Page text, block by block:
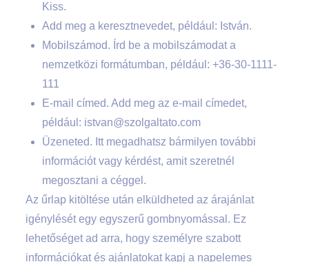
Kiss.
Add meg a keresztnevedet, például: István.
Mobilszámod. Írd be a mobilszámodat a
nemzetközi formátumban, például: +36-30-1111-
111
E-mail címed. Add meg az e-mail címedet,
például: istvan@szolgaltato.com
Üzeneted. Itt megadhatsz bármilyen további
információt vagy kérdést, amit szeretnél
megosztani a céggel.
Az űrlap kitöltése után elküldheted az árajánlat
igénylését egy egyszerű gombnyomással. Ez
lehetőséget ad arra, hogy személyre szabott
információkat és ajánlatokat kapj a napelemes